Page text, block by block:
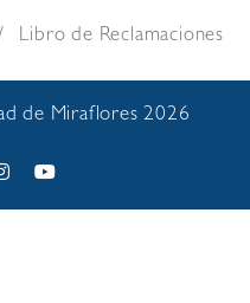
Libro de Reclamaciones
de Miraflores 2026